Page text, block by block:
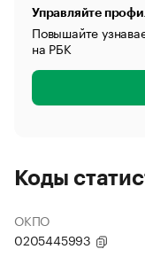
Управляйте
Повышайте
на РБК
Коды
ОКПО
0205445993